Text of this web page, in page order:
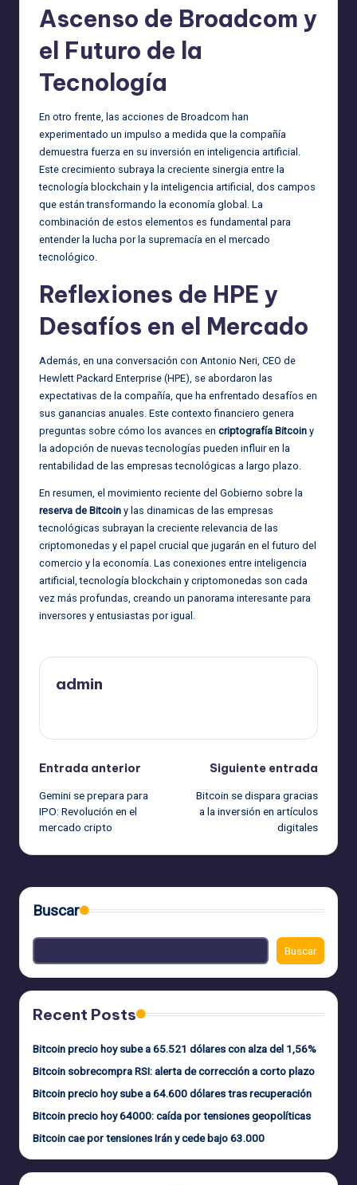
Ascenso de Broadcom y
el Futuro de la
Tecnología
En otro frente, las acciones de Broadcom han
experimentado un impulso a medida que la compañía
demuestra fuerza en su inversión en inteligencia artificial.
Este crecimiento subraya la creciente sinergia entre la
tecnología blockchain y la inteligencia artificial, dos campos
que están transformando la economía global. La
combinación de estos elementos es fundamental para
entender la lucha por la supremacía en el mercado
tecnológico.
Reflexiones de HPE y
Desafíos en el Mercado
Además, en una conversación con Antonio Neri, CEO de
Hewlett Packard Enterprise (HPE), se abordaron las
expectativas de la compañía, que ha enfrentado desafíos en
sus ganancias anuales. Este contexto financiero genera
preguntas sobre cómo los avances en criptografía Bitcoin y
la adopción de nuevas tecnologías pueden influir en la
rentabilidad de las empresas tecnológicas a largo plazo.
En resumen, el movimiento reciente del Gobierno sobre la
reserva de Bitcoin y las dinamicas de las empresas
tecnológicas subrayan la creciente relevancia de las
criptomonedas y el papel crucial que jugarán en el futuro del
comercio y la economía. Las conexiones entre inteligencia
artificial, tecnología blockchain y criptomonedas son cada
vez más profundas, creando un panorama interesante para
inversores y entusiastas por igual.
admin
Navegación
de
entradas
Entrada anterior
Gemini se prepara para
IPO: Revolución en el
mercado cripto
Siguiente entrada
Bitcoin se dispara gracias
a la inversión en artículos
digitales
Buscar
Buscar
Recent Posts
Bitcoin precio hoy sube a 65.521 dólares con alza del 1,56%
Bitcoin sobrecompra RSI: alerta de corrección a corto plazo
Bitcoin precio hoy sube a 64.600 dólares tras recuperación
Bitcoin precio hoy 64000: caída por tensiones geopolíticas
Bitcoin cae por tensiones Irán y cede bajo 63.000